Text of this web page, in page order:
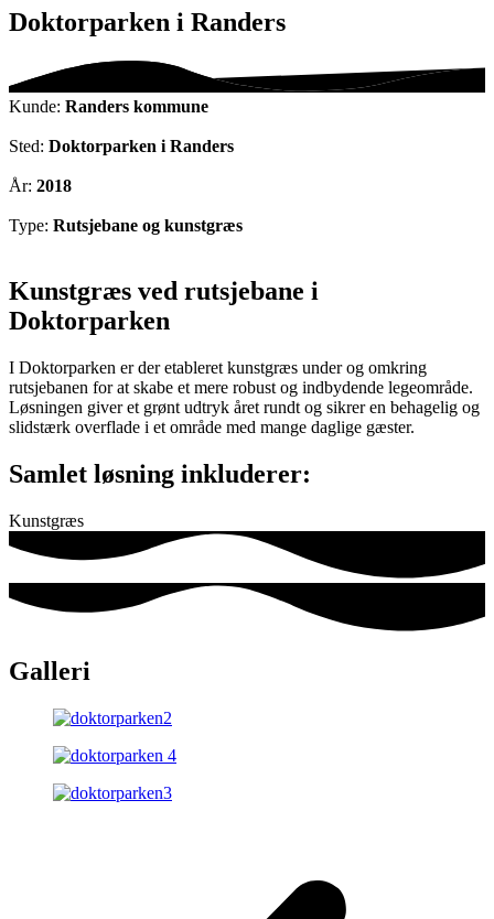
Doktorparken i Randers
Kunde: Randers kommune
Sted: Doktorparken i Randers
År: 2018
Type: Rutsjebane og kunstgræs
Kunstgræs ved rutsjebane i
Doktorparken
I Doktorparken er der etableret kunstgræs under og omkring
rutsjebanen for at skabe et mere robust og indbydende legeområde.
Løsningen giver et grønt udtryk året rundt og sikrer en behagelig og
slidstærk overflade i et område med mange daglige gæster.
Samlet løsning inkluderer:
Kunstgræs
Galleri